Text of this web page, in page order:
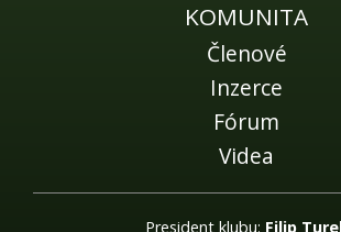
KOMUNITA
Členové
Inzerce
Fórum
Videa
President klubu: Filip